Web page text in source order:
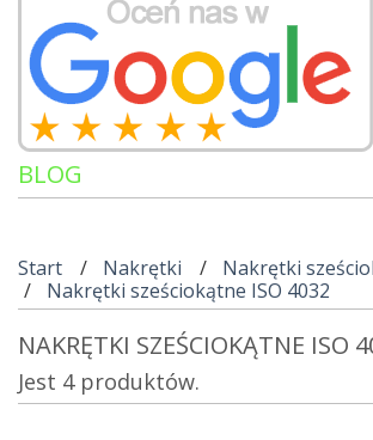
BLOG
Start Nakrętki
Nakrętki
Nakrętki sześciokątne ISO 4032
NAKRĘTKI SZEŚCIOKĄTNE ISO
Jest 4 produktów.